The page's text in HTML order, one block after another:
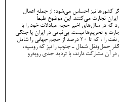
کشورها نیز احساس می‌شود؛ از جمله اعمال
ایران تجارت می‌کنند. این موضوع طبعاً
که در سال‌های اخیر حجم مبادلات خود را با
و تحریم‌ها نیست. بی‌ثباتی در ایران یا جنگی
فرسایشی در خاورمیانه نه‌تنها مسیرهای انتقال نفت را ، که تا ۲۰ درصد از حجم جهانی را شامل
حمل‌ونقل شمال ـ جنوب را نیز که روسیه،
آن مشارکت دارند، با تردید جدی روبه‌رو